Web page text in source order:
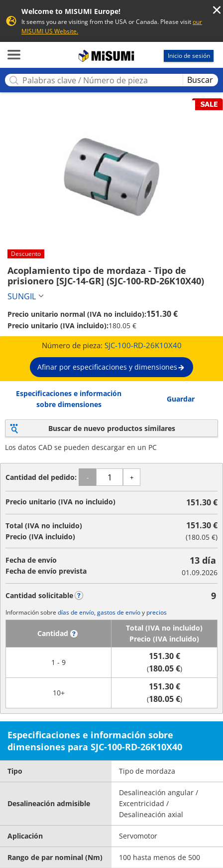
Welcome to MISUMI Europe!
It seems you are visiting from the USA or Canada. Please visitour
MISUMI US Website.
Inicio de sesión
Buscar
Descuento
Acoplamiento tipo de mordaza - Tipo de
prisionero [SJC-14-GR] (SJC-100-RD-26K10X40)
SUNGIL
Precio unitario normal (IVA no incluido):151.30 €
Precio unitario (IVA incluido):180.05 €
Número de pieza: SJC-100-RD-26K10X40
Afinar por especificaciones y dimensiones
Especificaciones e información
sobre dimensiones
Guardar
Buscar de nuevo productos similares
Los datos CAD se pueden descargar en un PC
Cantidad del pedido: - +
Precio unitario (IVA no incluido) 151.30 €
Total (IVA no incluido)
Precio (IVA incluido)
151.30 €
(180.05 €)
Fecha de envío
Fecha de envío prevista
13 día
01.09.2026
Cantidad solicitable 9
Información sobre días de envío, gastos de envíoy precios
Cantidad
Total (IVA no incluido)
Precio (IVA incluido)
1 - 9
151.30 €
(180.05 €)
10+
151.30 €
(180.05 €)
Especificaciones e información sobre
dimensiones para SJC-100-RD-26K10X40
Tipo Tipo de mordaza
Desalineación admisible
Desalineación angular /
Excentricidad /
Desalineación axial
Aplicación Servomotor
Rango de par nominal (Nm) 100 hasta menos de 500